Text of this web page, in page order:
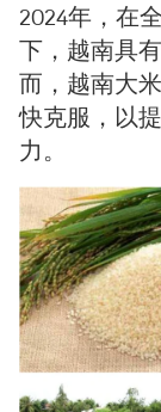
2024年，在
下，越南具
而，越南大
快克服，以
力。